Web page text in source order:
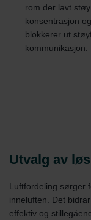
rom der lavt
konsentrasjon
blokkerer ut
kommunikasjon.
Utvalg av
Luftfordeling sørger
inneluften. Det
effektiv og